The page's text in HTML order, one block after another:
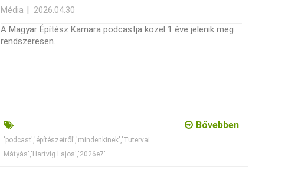
Média 2026.04.30
A Magyar Építész Kamara podcastja közel 1 éve jelenik meg
rendszeresen.
'podcast','építészetről','mindenkinek','Tutervai
Mátyás','Hartvig Lajos','2026e7'
Bővebben